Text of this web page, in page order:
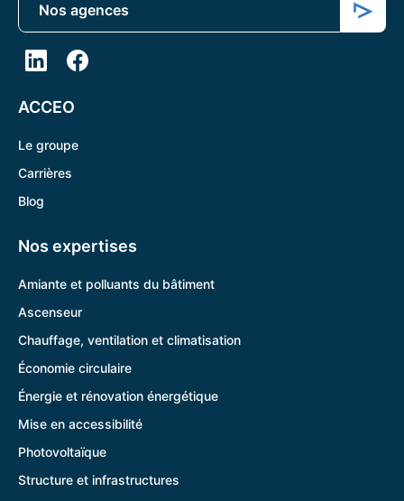
Nos agences
ACCEO
Le groupe
Carrières
Blog
Nos expertises
Amiante et polluants du bâtiment
Ascenseur
Chauffage, ventilation et climatisation
Économie circulaire
Énergie et rénovation énergétique
Mise en accessibilité
Photovoltaïque
Structure et infrastructures